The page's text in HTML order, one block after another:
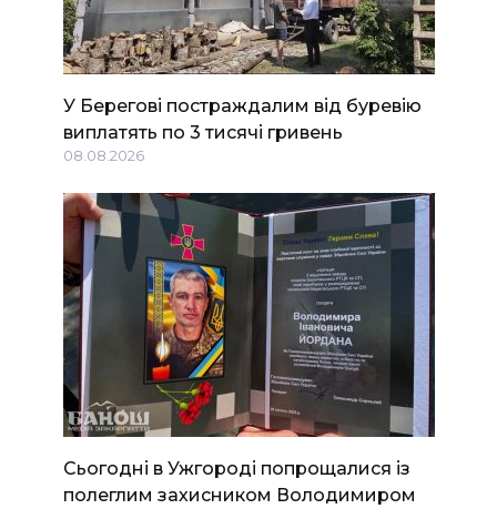
У Берегові постраждалим від буревію
виплатять по 3 тисячі гривень
08.08.2026
Сьогодні в Ужгороді попрощалися із
полеглим захисником Володимиром